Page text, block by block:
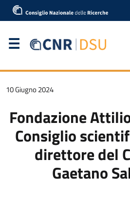
10 Giugno 2024
Fondazione
Consiglio
direttore del
Gaetano